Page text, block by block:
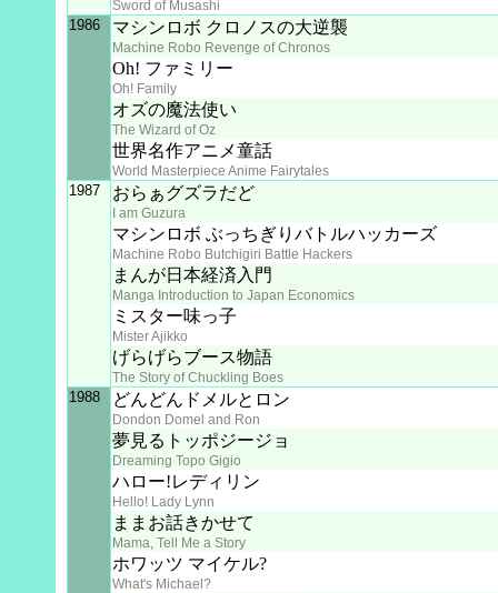
Sword of Musashi
1986 マシンロボ クロノスの大逆襲
Machine Robo Revenge of Chronos
Oh! ファミリー
Oh! Family
オズの魔法使い
The Wizard of Oz
世界名作アニメ童話
World Masterpiece Anime Fairytales
1987 おらぁグズラだど
I am Guzura
マシンロボ ぶっちぎりバトルハッカーズ
Machine Robo Butchigiri Battle Hackers
まんが日本経済入門
Manga Introduction to Japan Economics
ミスター味っ子
Mister Ajikko
げらげらブース物語
The Story of Chuckling Boes
1988 どんどんドメルとロン
Dondon Domel and Ron
夢見るトッポジージョ
Dreaming Topo Gigio
ハロー!レディリン
Hello! Lady Lynn
ままお話きかせて
Mama, Tell Me a Story
ホワッツ マイケル?
What's Michael?